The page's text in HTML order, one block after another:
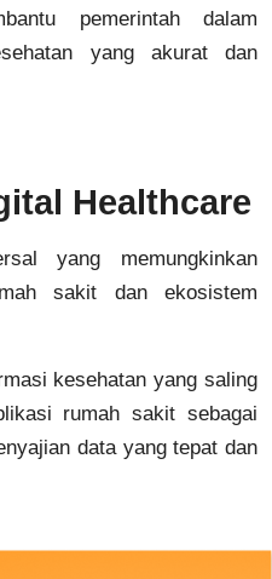
pemerintah dalam
yang akurat dan
Healthcare
yang memungkinkan
sakit dan ekosistem
kesehatan yang saling
rumah sakit sebagai
data yang tepat dan